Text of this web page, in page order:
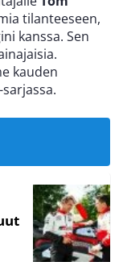
tilanteeseen,
kanssa. Sen
kauden